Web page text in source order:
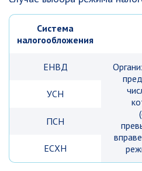
Система
налогообложения
ЕНВД
УСН
ПСН
ЕСХН